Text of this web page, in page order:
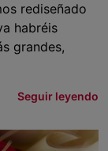
rediseñado
habréis
grandes,
Seguir leyendo